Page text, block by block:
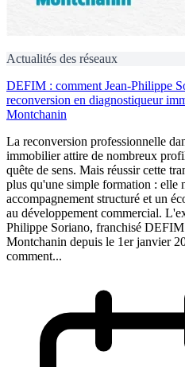
Actualités des réseaux
DEFIM : comment Jean-Philippe
reconversion en diagnostiqueur
Montchanin
La reconversion professionnelle
immobilier attire de nombreux
quête de sens. Mais réussir cette
plus qu'une simple formation : elle
accompagnement structuré et un
au développement commercial.
Philippe Soriano, franchisé DEFIM
Montchanin depuis le 1er janvier
comment...